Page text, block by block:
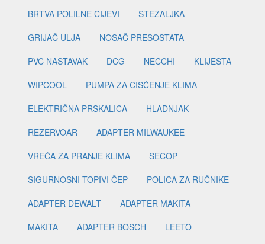
BRTVA POLILNE CIJEVI
STEZALJKA
GRIJAČ ULJA
NOSAČ PRESOSTATA
PVC NASTAVAK
DCG NECCHI
KLIJEŠTA
WIPCOOL
PUMPA ZA ČIŠĆENJE KLIMA
ELEKTRIČNA PRSKALICA
HLADNJAK
REZERVOAR
ADAPTER MILWAUKEE
VREĆA ZA PRANJE KLIMA
SECOP
SIGURNOSNI TOPIVI ČEP
POLICA ZA RUČNIKE
ADAPTER DEWALT
ADAPTER MAKITA
MAKITA
ADAPTER BOSCH
LEETO